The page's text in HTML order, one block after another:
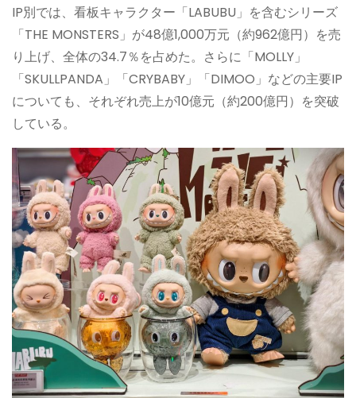
IP別では、看板キャラクター「LABUBU」を含むシリーズ
「THE MONSTERS」が48億1,000万元（約962億円）を売
り上げ、全体の34.7％を占めた。さらに「MOLLY」
「SKULLPANDA」「CRYBABY」「DIMOO」などの主要IP
についても、それぞれ売上が10億元（約200億円）を突破
している。